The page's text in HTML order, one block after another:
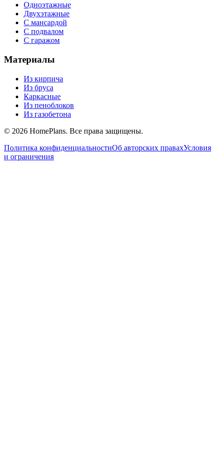
Одноэтажные
Двухэтажные
С мансардой
С подвалом
С гаражом
Материалы
Из кирпича
Из бруса
Каркасные
Из пеноблоков
Из газобетона
© 2026 HomePlans. Все права защищены.
Политика конфиденциальностиОб авторских правахУсловия
и ограничения